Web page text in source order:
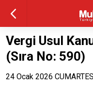
Vergi Usul
(Sıra No: 590)
24 Ocak 2026